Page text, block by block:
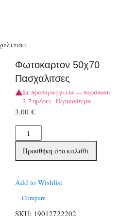
Φωτοκαρτον 50χ70
Πασχαλιτσες
Σε προπαραγγελία — παράδοση
2–7 ημέρες. Περισσότερα
3,00€
Φωτοκαρτον
50χ70
Πασχαλιτσες
Προσθήκη στο καλάθι
Add to Wishlist
Compare
SKU: 19012722202